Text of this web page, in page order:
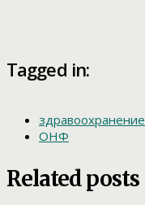
Tagged in:
здравоохранение
ОНФ
Related posts